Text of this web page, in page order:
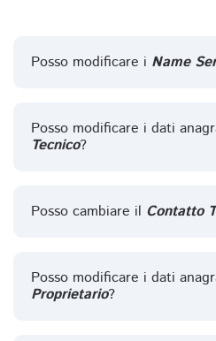
Posso modificare i Name
Posso modificare i dati
Tecnico?
Posso cambiare il Contatto
Posso modificare i dati
Proprietario?